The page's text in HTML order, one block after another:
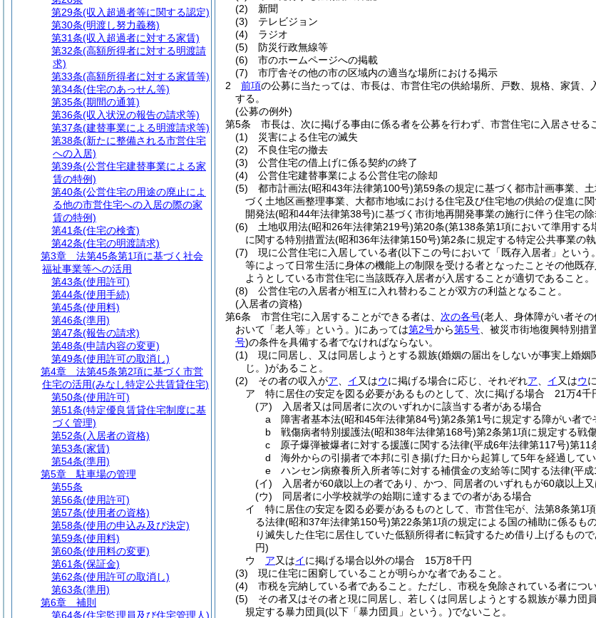
(2)
新聞
(3)
テレビジョン
(4)
ラジオ
(5)
防災行政無線等
(6)
市のホームページへの掲載
(7)
市庁舎その他の市の区域内の適当な場所における掲示
2
前項の公募に当たっては、市長は、市営住宅の供給場所、戸数、規格、家賃
する。
(公募の例外)
第5条
市長は、次に掲げる事由に係る者を公募を行わず、市営住宅に入居させる
(1)
災害による住宅の滅失
(2)
不良住宅の撤去
(3)
公営住宅の借上げに係る契約の終了
(4)
公営住宅建替事業による公営住宅の除却
(5)
都市計画法(昭和43年法律第100号)第59条の規定に基づく都市計画事業、
づく土地区画整理事業、大都市地域における住宅及び住宅地の供給の促進に
開発法(昭和44年法律第38号)に基づく市街地再開発事業の施行に伴う住宅の除
(6)
土地収用法(昭和26年法律第219号)第20条(第138条第1項において準用する
に関する特別措置法(昭和36年法律第150号)第2条に規定する特定公共事業の
(7)
現に公営住宅に入居している者(以下この号において「既存入居者」という
等によって日常生活に身体の機能上の制限を受ける者となったことその他既
ようとしている市営住宅に当該既存入居者が入居することが適切であること。
(8)
公営住宅の入居者が相互に入れ替わることが双方の利益となること。
(入居者の資格)
第6条
市営住宅に入居することができる者は、 次の各号(老人、身体障がい者そ
おいて「老人等」という。)にあっては第2号から第5号 、被災市街地復興特別措
号)の条件を具備する者でなければならない。
(1)
現に同居し、又は同居しようとする親族(婚姻の届出をしないが事実上婚姻
じ。)があること。
(2)
その者の収入がア イ 又はウに掲げる場合に応じ、それぞれア イ 又はウ
ア
特に居住の安定を図る必要があるものとして、次に掲げる場合 21万4千
(ア)
入居者又は同居者に次のいずれかに該当する者がある場合
a
障害者基本法(昭和45年法律第84号)第2条第1号に規定する障がい者
b
戦傷病者特別援護法(昭和38年法律第168号)第2条第1項に規定する戦
c
原子爆弾被爆者に対する援護に関する法律(平成6年法律第117号)第11
d
海外からの引揚者で本邦に引き揚げた日から起算して5年を経過して
e
ハンセン病療養所入所者等に対する補償金の支給等に関する法律(平
(イ)
入居者が60歳以上の者であり、かつ、同居者のいずれもが60歳以上
(ウ)
同居者に小学校就学の始期に達するまでの者がある場合
イ
特に居住の安定を図る必要があるものとして、市営住宅が、法第8条第1
る法律(昭和37年法律第150号)第22条第1項の規定による国の補助に係るも
り滅失した住宅に居住していた低額所得者に転貸するため借り上げるもの
円)
ウ
ア又はイに掲げる場合以外の場合 15万8千円
(3)
現に住宅に困窮していることが明らかな者であること。
(4)
市税を完納している者であること。 ただし、市税を免除されている者につ
(5)
その者又はその者と現に同居し、若しくは同居しようとする親族が暴力団
規定する暴力団員(以下「暴力団員」という。)でないこと。
第29条(収入超過者等に関する認定)
第30条(明渡し努力義務)
第31条(収入超過者に対する家賃)
第32条(高額所得者に対する明渡請
求)
第33条(高額所得者に対する家賃等)
第34条(住宅のあっせん等)
第35条(期間の通算)
第36条(収入状況の報告の請求等)
第37条(建替事業による明渡請求等)
第38条(新たに整備される市営住宅
への入居)
第39条(公営住宅建替事業による家
賃の特例)
第40条(公営住宅の用途の廃止によ
る他の市営住宅への入居の際の家
賃の特例)
第41条(住宅の検査)
第42条(住宅の明渡請求)
第3章
法第45条第1項に基づく社会
福祉事業等への活用
第43条(使用許可)
第44条(使用手続)
第45条(使用料)
第46条(準用)
第47条(報告の請求)
第48条(申請内容の変更)
第49条(使用許可の取消し)
第4章
法第45条第2項に基づく市営
住宅の活用(みなし特定公共賃貸住宅)
第50条(使用許可)
第51条(特定優良賃貸住宅制度に基
づく管理)
第52条(入居者の資格)
第53条(家賃)
第54条(準用)
第5章
駐車場の管理
第55条
第56条(使用許可)
第57条(使用者の資格)
第58条(使用の申込み及び決定)
第59条(使用料)
第60条(使用料の変更)
第61条(保証金)
第62条(使用許可の取消し)
第63条(準用)
第6章
補則
第64条(住宅監理員及び住宅管理人)